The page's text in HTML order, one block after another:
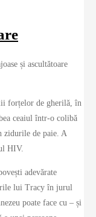
și ascultătoare
forțelor de gherilă, în
ceaiul într-o colibă
zidurile de paie. A
HIV.
adevărate
lui Tracy în jurul
poate face cu – și